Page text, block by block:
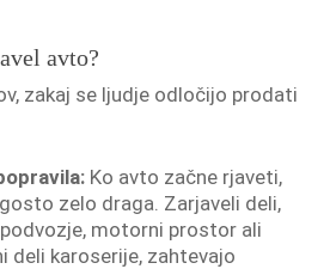
avto?
zakaj se ljudje odločijo prodati
Ko avto začne rjaveti,
zelo draga. Zarjaveli deli,
motorni prostor ali
deli karoserije, zahtevajo